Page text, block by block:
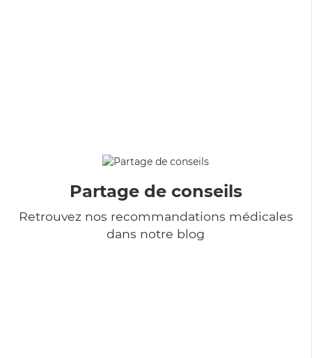
Partage de conseils
Retrouvez nos recommandations médicales
dans notre blog